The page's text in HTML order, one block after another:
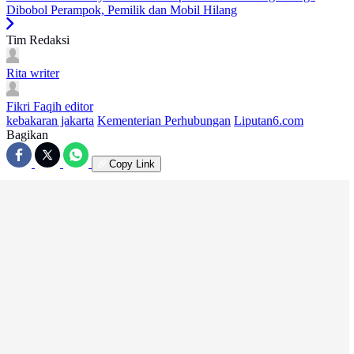
Dibobol Perampok, Pemilik dan Mobil Hilang
Tim Redaksi
Rita writer
Fikri Faqih editor
kebakaran jakarta Kementerian Perhubungan Liputan6.com
Bagikan
Copy Link